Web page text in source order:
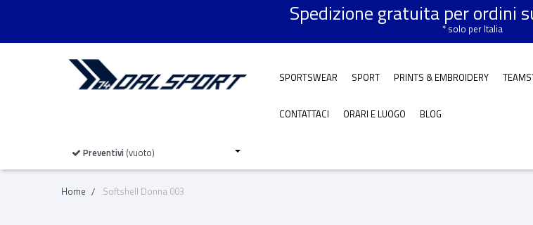
Spedizione gratuita per ordini
* solo per Italia
SPORTSWEAR SPORT PRINTS & EMBROIDERY
CONTATTACI ORARI E LUOGO BLOG
Preventivi (vuoto)
Home Softshell Donna 003